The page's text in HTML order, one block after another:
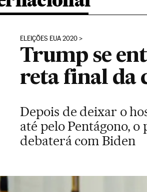
ELEIÇÕES EUA 2020
Trump se
reta final da
Depois de deixar o
até pelo Pentágono,
debaterá com Biden